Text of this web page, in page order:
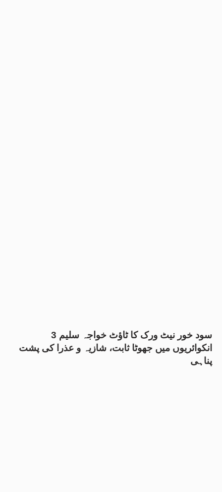
سود خور نیٹ ورک کا ٹاؤٹ خواجہ سلیم 3
انکوائریوں میں جھوٹا ثابت، شازیہ و عذرا کی پشت
پناہی